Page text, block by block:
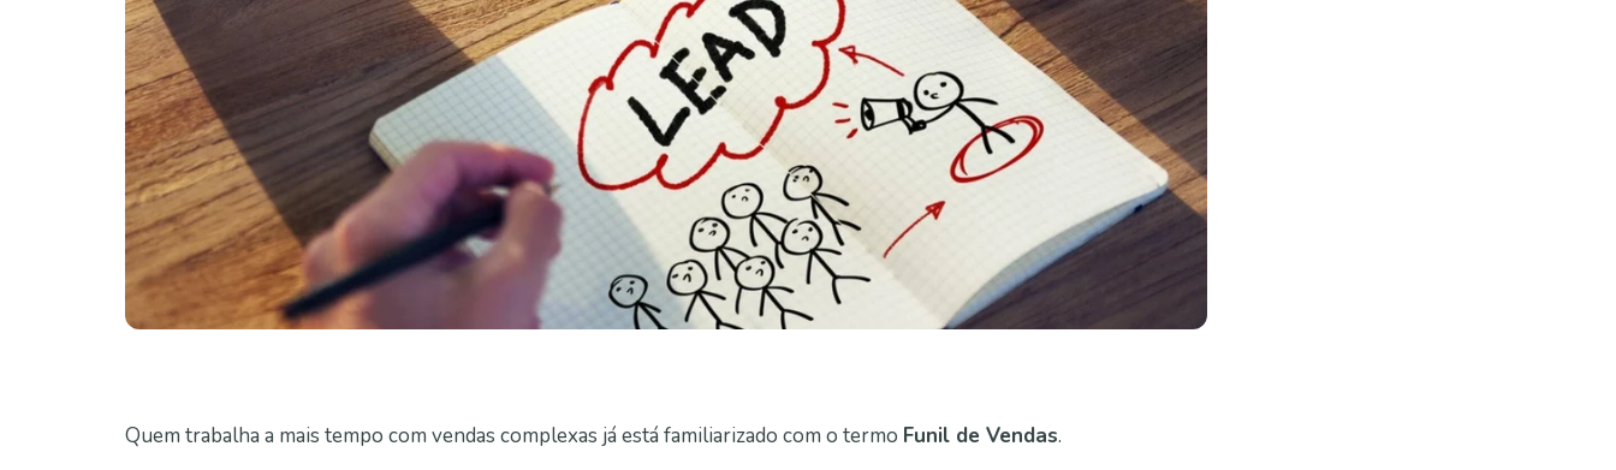
Quem trabalha a mais tempo com vendas complexas já está familiarizado com o termo Funil de Vendas.